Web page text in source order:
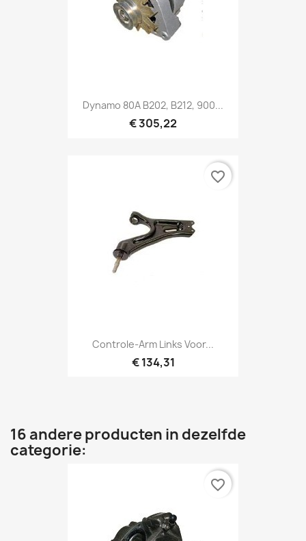
Dynamo 80A B202, B212, 900...
€ 305,22
Controle-Arm Links Voor...
€ 134,31
favorite_border
16 andere producten in dezelfde
categorie:
favorite_border